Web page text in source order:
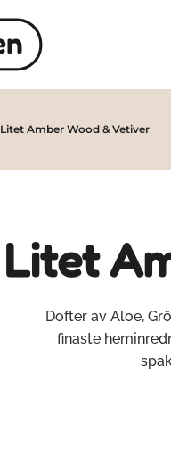
Litet Amber Wood & Vetiver
Litet
Dofter av Aloe,
finaste